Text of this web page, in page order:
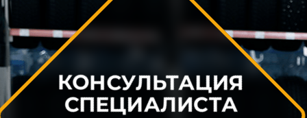
КОНСУЛЬТАЦИЯ
СПЕЦИАЛИСТА